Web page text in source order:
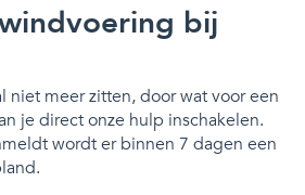
bij
niet meer zitten, door wat voor een
je direct onze hulp inschakelen.
wordt er binnen 7 dagen een